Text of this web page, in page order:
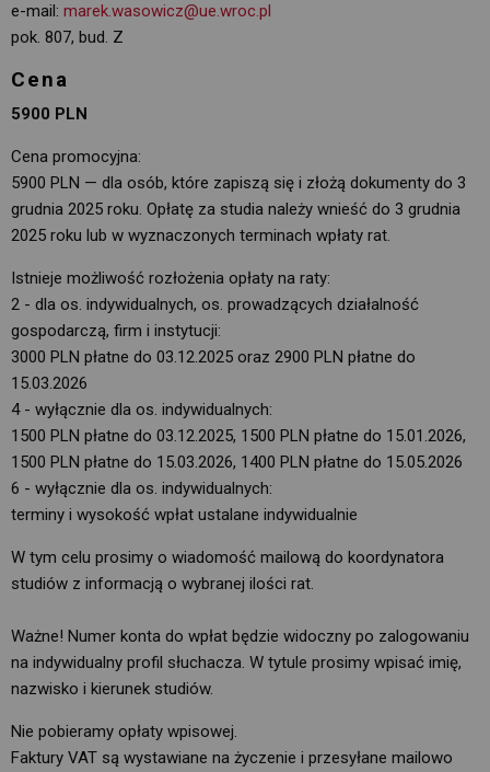
e-mail: marek.wasowicz@ue.wroc.pl
pok. 807, bud. Z
Cena
5900 PLN
Cena promocyjna:
5900 PLN — dla osób, które zapiszą się i złożą dokumenty do 3
grudnia 2025 roku. Opłatę za studia należy wnieść do 3 grudnia
2025 roku lub w wyznaczonych terminach wpłaty rat.
Istnieje możliwość rozłożenia opłaty na raty:
2 - dla os. indywidualnych, os. prowadzących działalność
gospodarczą, firm i instytucji:
3000 PLN płatne do 03.12.2025 oraz 2900 PLN płatne do
15.03.2026
4 - wyłącznie dla os. indywidualnych:
1500 PLN płatne do 03.12.2025, 1500 PLN płatne do 15.01.2026,
1500 PLN płatne do 15.03.2026, 1400 PLN płatne do 15.05.2026
6 - wyłącznie dla os. indywidualnych:
terminy i wysokość wpłat ustalane indywidualnie
W tym celu prosimy o wiadomość mailową do koordynatora
studiów z informacją o wybranej ilości rat.
Ważne! Numer konta do wpłat będzie widoczny po zalogowaniu
na indywidualny profil słuchacza. W tytule prosimy wpisać imię,
nazwisko i kierunek studiów.
Nie pobieramy opłaty wpisowej.
Faktury VAT są wystawiane na życzenie i przesyłane mailowo